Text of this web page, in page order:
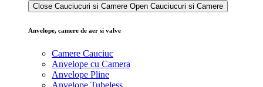
Close Cauciucuri si Camere Open Cauciucuri si Camere
Anvelope, camere de aer si valve
Camere Cauciuc
Anvelope cu Camera
Anvelope Pline
Anvelope Tubeless